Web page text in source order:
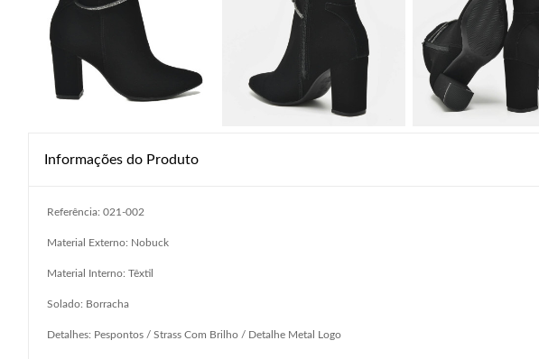
Informações do Produto
Referência: 021-002
Material Externo: Nobuck
Material Interno: Têxtil
Solado: Borracha
Detalhes: Pespontos / Strass Com Brilho / Detalhe Metal Logo